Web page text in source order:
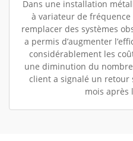
Dans une installation
à variateur de fréquence
remplacer des systèmes
a permis d’augmenter
considérablement les
une diminution du
client a signalé un retour
mois après